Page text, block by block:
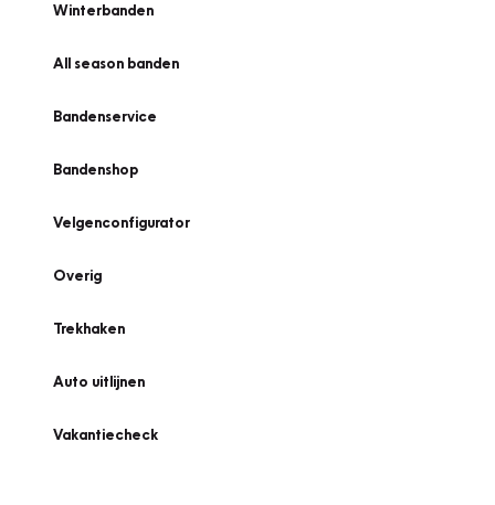
Winterbanden
All season banden
Bandenservice
Bandenshop
Velgenconfigurator
Overig
Trekhaken
Auto uitlijnen
Vakantiecheck